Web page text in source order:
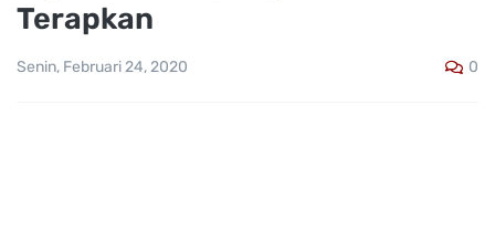
Terapkan
Senin, Februari 24, 2020 0